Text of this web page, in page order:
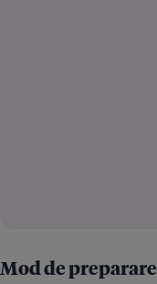
Mod de preparare